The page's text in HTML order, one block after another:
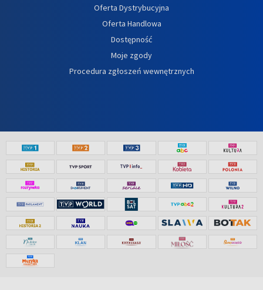
Oferta Dystrybucyjna
Oferta Handlowa
Dostępność
Moje zgody
Procedura zgłoszeń wewnętrznych